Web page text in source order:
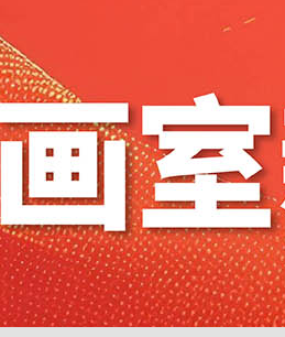
创始人介绍